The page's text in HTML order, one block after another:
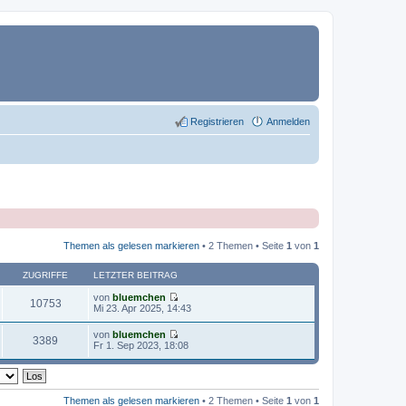
Anmelden
Registrieren
Themen als gelesen markieren • 2 Themen • Seite 1 von 1
ZUGRIFFE LETZTER BEITRAG
10753 von bluemchen
N
s
t
B
Mi 23. Apr 2025, 14:43
3389 von bluemchen
N
u
s
t
Fr 1. Sep 2023, 18:08
Themen als gelesen markieren • 2 Themen • Seite 1 von 1